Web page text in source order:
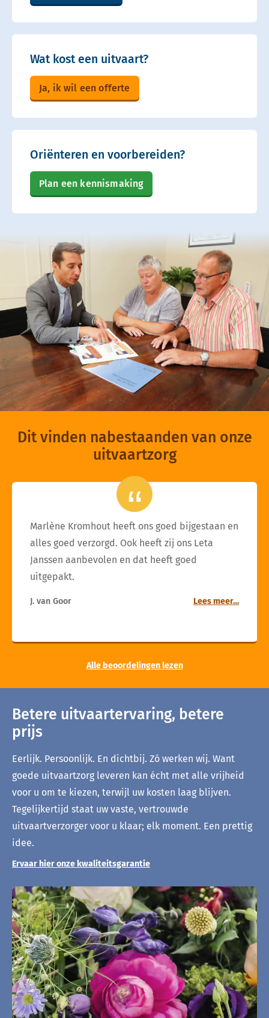
Wat kost een uitvaart?
Ja, ik wil een offerte
Oriënteren en voorbereiden?
Plan een kennismaking
Dit vinden nabestaanden van onze
uitvaartzorg
Marlène Kromhout heeft ons goed bijgestaan en
alles goed verzorgd. Ook heeft zij ons Leta
Janssen aanbevolen en dat heeft goed
uitgepakt.
J. van Goor Lees meer…
Alle beoordelingen lezen
Betere uitvaartervaring, betere
prijs
Eerlijk. Persoonlijk. En dichtbij. Zó werken wij. Want
goede uitvaartzorg leveren kan écht met alle vrijheid
voor u om te kiezen, terwijl uw kosten laag blijven.
Tegelijkertijd staat uw vaste, vertrouwde
uitvaartverzorger voor u klaar; elk moment. Een prettig
idee.
Ervaar hier onze kwaliteitsgarantie